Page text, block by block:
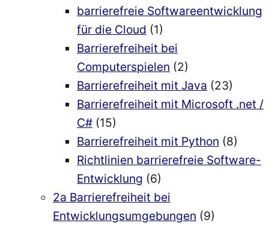
barrierefreie Softwareentwicklung
für die Cloud (1)
Barrierefreiheit bei
Computerspielen (2)
Barrierefreiheit mit Java (23)
Barrierefreiheit mit Microsoft .net /
C# (15)
Barrierefreiheit mit Python (8)
Richtlinien barrierefreie Software-
Entwicklung (6)
2a Barrierefreiheit bei
Entwicklungsumgebungen (9)